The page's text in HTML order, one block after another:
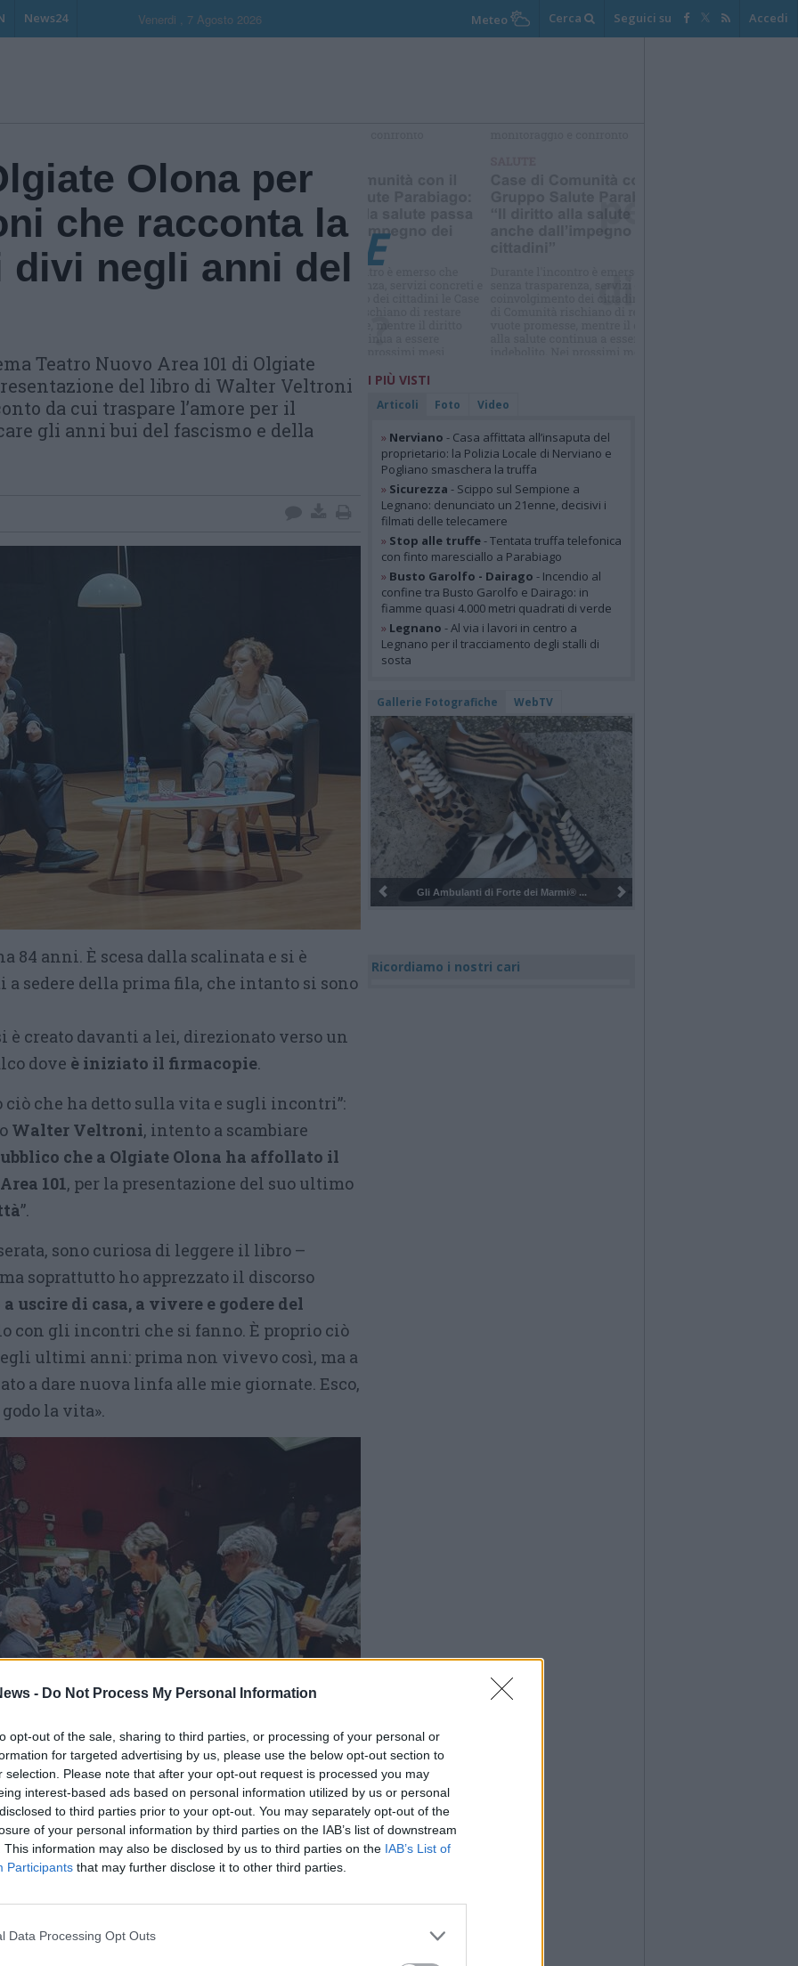
- Do Not Process My Personal Information
opt-out of the sale, sharing to third parties, or processing of your personal or
for targeted advertising by us, please use the below opt-out section to
selection. Please note that after your opt-out request is processed you may
interest-based ads based on personal information utilized by us or personal
to third parties prior to your opt-out. You may separately opt-out of the
of your personal information by third parties on the IAB’s list of downstream
This information may also be disclosed by us to third parties on the IAB’s List of
Participants that may further disclose it to other third parties.
Data Processing Opt Outs
News24 Venerdi , 7 Agosto 2026 Meteo Cerca Seguici su Accedi
Olona per
che racconta la
divi negli anni del
Teatro Nuovo Area 101 di Olgiate
del libro di Walter Veltroni
da cui traspare l’amore per il
gli anni bui del fascismo e della
84 anni. È scesa dalla scalinata e si è
a sedere della prima fila, che intanto si sono
è creato davanti a lei, direzionato verso un
dove è iniziato il firmacopie.
ciò che ha detto sulla vita e sugli incontri”:
Walter Veltroni, intento a scambiare
che a Olgiate Olona ha affollato il
101, per la presentazione del suo ultimo
”.
sono curiosa di leggere il libro –
soprattutto ho apprezzato il discorso
uscire di casa, a vivere e godere del
con gli incontri che si fanno. È proprio ciò
ultimi anni: prima non vivevo così, ma a
a dare nuova linfa alle mie giornate. Esco,
la vita».
aveva concluso il suo intervento erano
scegliere tutto ciò: « Leggete, guardate i film
e incontrate le persone. Siate generosi:
magari scrivetela, senza badare al fatto
Vale la pena raccontarla, sempre».
I PIÙ VISTI
Articoli Foto Video
» Nerviano - Casa affittata all’insaputa del
proprietario: la Polizia Locale di Nerviano e
Pogliano smaschera la truffa
» Sicurezza - Scippo sul Sempione a
Legnano: denunciato un 21enne, decisivi i
filmati delle telecamere
» Stop alle truffe- Tentata truffa telefonica
con finto maresciallo a Parabiago
» Busto Garolfo - Dairago - Incendio al
confine tra Busto Garolfo e Dairago: in
fiamme quasi 4.000 metri quadrati di verde
» Legnano - Al via i lavori in centro a
Legnano per il tracciamento degli stalli di
sosta
Gallerie Fotografiche WebTV
Pulizia del bosco del Rugareto a ...
Ricordiamo i nostri cari